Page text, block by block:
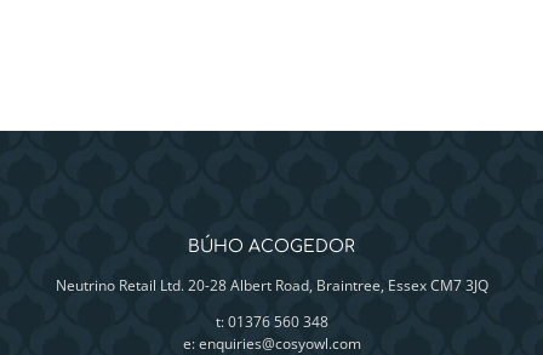
BÚHO ACOGEDOR
Neutrino Retail Ltd. 20-28 Albert Road, Braintree, Essex CM7 3JQ
t: 01376 560 348
e:enquiries@cosyowl.com